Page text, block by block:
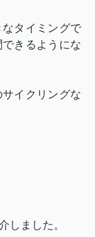
タイミングで
きるようにな
イクリングな
しました。